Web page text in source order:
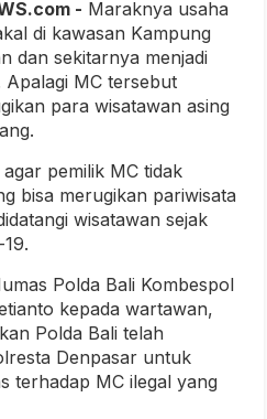
- Maraknya usaha
di kawasan Kampung
dan sekitarnya menjadi
Apalagi MC tersebut
para wisatawan asing
pemilik MC tidak
bisa merugikan pariwisata
wisatawan sejak
Polda Bali Kombespol
kepada wartawan,
Polda Bali telah
Denpasar untuk
terhadap MC ilegal yang